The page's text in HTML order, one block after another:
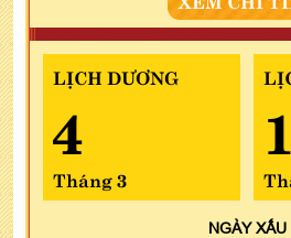
LỊCH DƯƠNG
4
Tháng 3
NGÀYXẤU